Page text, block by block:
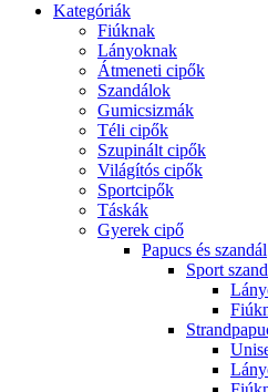
Kategóriák
Fiúknak
Lányoknak
Átmeneti cipők
Szandálok
Gumicsizmák
Téli cipők
Szupinált cipők
Világítós cipők
Sportcipők
Táskák
Gyerek cipő
Papucs és szandál
Sport